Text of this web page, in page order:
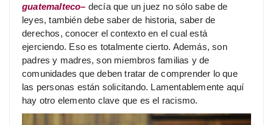
guatemalteco– decía que un juez no sólo sabe de
leyes, también debe saber de historia, saber de
derechos, conocer el contexto en el cual está
ejerciendo. Eso es totalmente cierto. Además, son
padres y madres, son miembros familias y de
comunidades que deben tratar de comprender lo que
las personas están solicitando. Lamentablemente aquí
hay otro elemento clave que es el racismo.